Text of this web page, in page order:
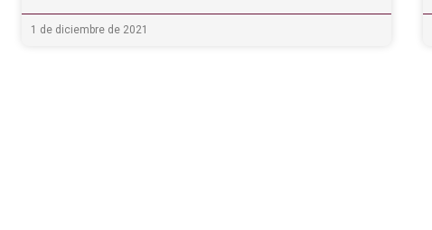
1 de diciembre de 2021